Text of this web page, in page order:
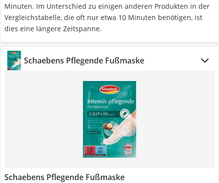
Minuten. Im Unterschied zu einigen anderen Produkten in der
Vergleichstabelle, die oft nur etwa 10 Minuten benötigen, ist
dies eine längere Zeitspanne.
Schaebens Pflegende Fußmaske
Schaebens Pflegende Fußmaske